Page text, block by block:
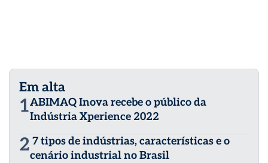
Em alta
1ABIMAQ Inova recebe o público da
Indústria Xperience 2022
2 7 tipos de indústrias, características e o
cenário industrial no Brasil